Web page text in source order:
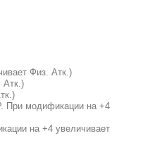
Физ. Атк.)
Атк.)
При модификации на +4
на +4 увеличивает